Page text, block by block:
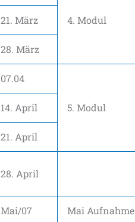
4. Modul
21. März
28. März
07.04
5. Modul
14. April
21. April
28. April
Mai/07 Mai Aufnahme